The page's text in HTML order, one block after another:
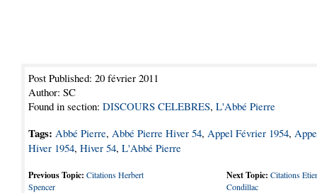
Post Published: 20 février 2011
Author: SC
Found in section: DISCOURS CELEBRES, L'Abbé Pierre
Tags: Abbé Pierre, Abbé Pierre Hiver 54, Appel Février 1954,
Hiver 1954, Hiver 54, L'Abbé Pierre
Previous Topic: Citations Herbert
Spencer
Next Topic: Citations
Condillac